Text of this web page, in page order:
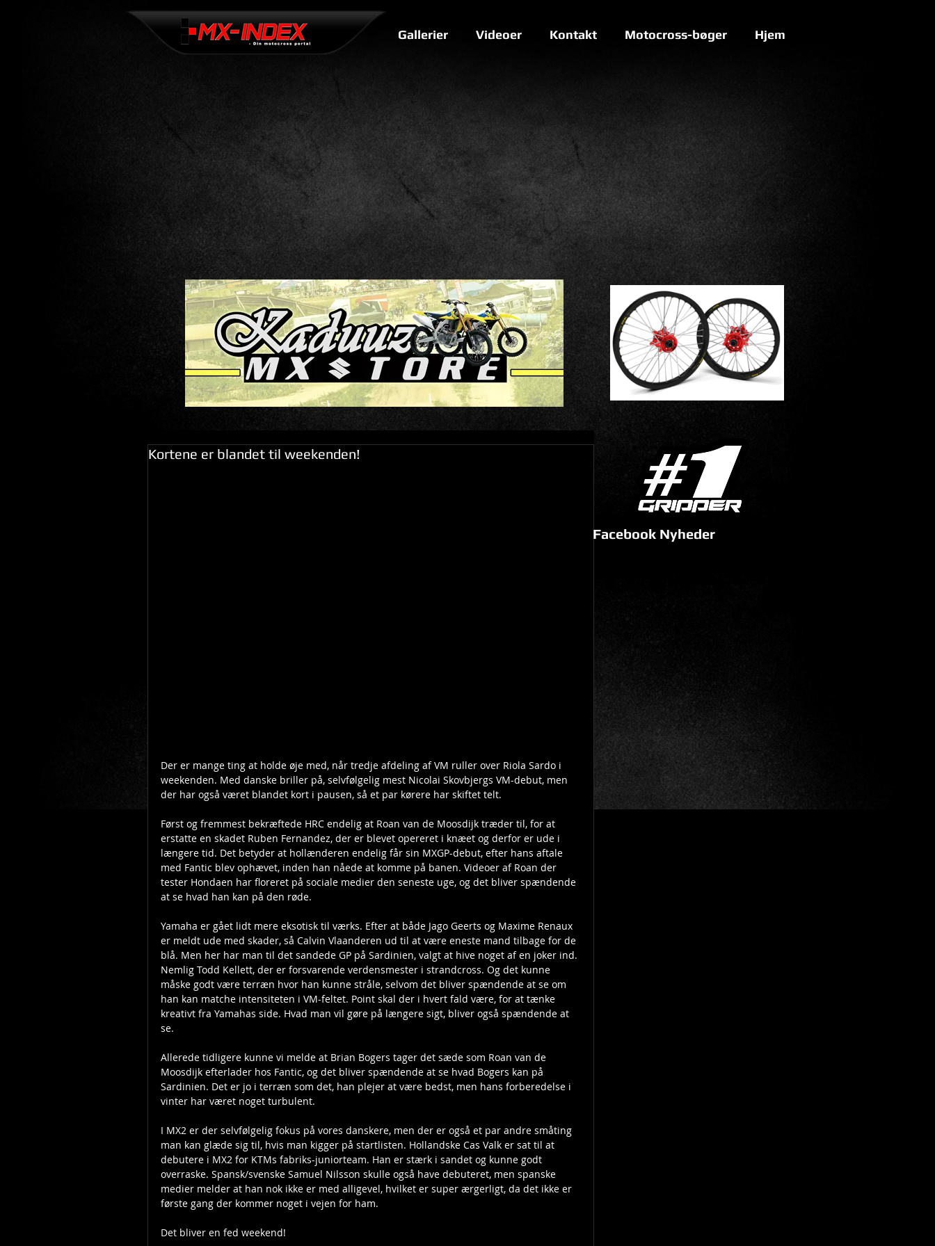
Gallerier Videoer Kontakt Motocross-bøger Hjem
Kortene er blandet til weekenden!
Der er mange ting at holde øje med, når tredje afdeling af VM ruller over Riola Sardo i
weekenden. Med danske briller på, selvfølgelig mest Nicolai Skovbjergs VM-debut, men
der har også været blandet kort i pausen, så et par kørere har skiftet telt.
Først og fremmest bekræftede HRC endelig at Roan van de Moosdijk træder til, for at
erstatte en skadet Ruben Fernandez, der er blevet opereret i knæet og derfor er ude i
længere tid. Det betyder at hollænderen endelig får sin MXGP-debut, efter hans aftale
med Fantic blev ophævet, inden han nåede at komme på banen. Videoer af Roan der
tester Hondaen har floreret på sociale medier den seneste uge, og det bliver spændende
at se hvad han kan på den røde.
Yamaha er gået lidt mere eksotisk til værks. Efter at både Jago Geerts og Maxime Renaux
er meldt ude med skader, så Calvin Vlaanderen ud til at være eneste mand tilbage for de
blå. Men her har man til det sandede GP på Sardinien, valgt at hive noget af en joker ind.
Nemlig Todd Kellett, der er forsvarende verdensmester i strandcross. Og det kunne
måske godt være terræn hvor han kunne stråle, selvom det bliver spændende at se om
han kan matche intensiteten i VM-feltet. Point skal der i hvert fald være, for at tænke
kreativt fra Yamahas side. Hvad man vil gøre på længere sigt, bliver også spændende at
se.
Allerede tidligere kunne vi melde at Brian Bogers tager det sæde som Roan van de
Moosdijk efterlader hos Fantic, og det bliver spændende at se hvad Bogers kan på
Sardinien. Det er jo i terræn som det, han plejer at være bedst, men hans forberedelse i
vinter har været noget turbulent.
I MX2 er der selvfølgelig fokus på vores danskere, men der er også et par andre småting
man kan glæde sig til, hvis man kigger på startlisten. Hollandske Cas Valk er sat til at
debutere i MX2 for KTMs fabriks-juniorteam. Han er stærk i sandet og kunne godt
overraske. Spansk/svenske Samuel Nilsson skulle også have debuteret, men spanske
medier melder at han nok ikke er med alligevel, hvilket er super ærgerligt, da det ikke er
første gang der kommer noget i vejen for ham.
Det bliver en fed weekend!
Facebook Nyheder